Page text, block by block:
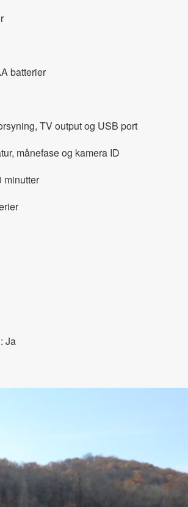
batterier
TV output og USB port
månefase og kamera ID
minutter
Ja